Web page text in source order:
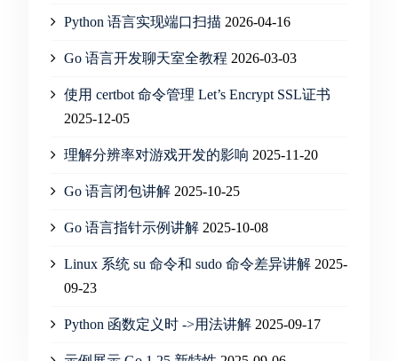
Python 语言实现端口扫描 2026-04-16
Go 语言开发聊天室全教程 2026-03-03
使用 certbot 命令管理 Let’s Encrypt SSL证书
2025-12-05
理解分辨率对游戏开发的影响 2025-11-20
Go 语言闭包讲解 2025-10-25
Go 语言指针示例讲解 2025-10-08
Linux 系统 su 命令和 sudo 命令差异讲解 2025-
09-23
Python 函数定义时 ->用法讲解 2025-09-17